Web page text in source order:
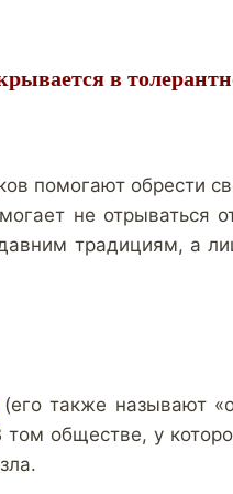
в
помогают обрести
не отрываться
традициям, а
также называют
обществе, у